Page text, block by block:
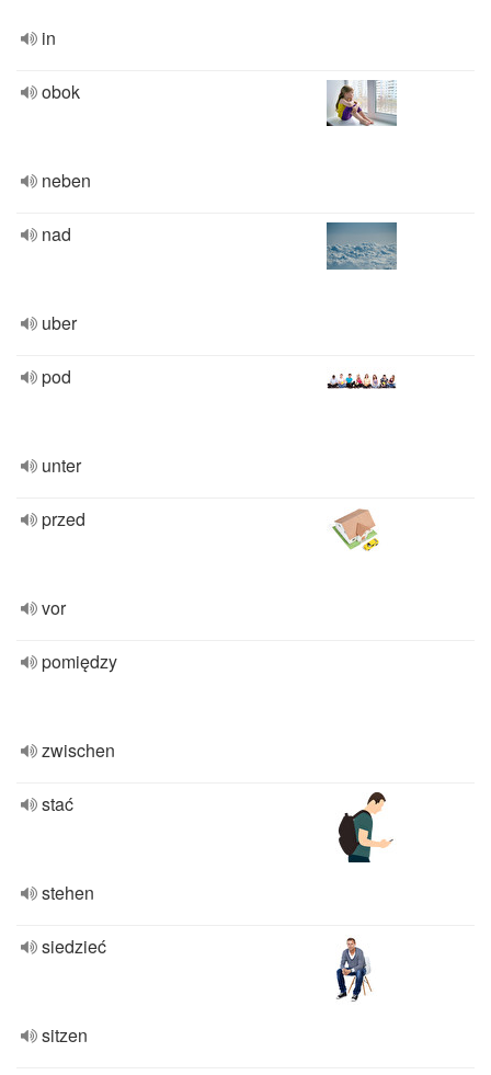
in
obok
neben
nad
uber
pod
unter
przed
vor
pomiędzy
zwischen
stać
stehen
siedzieć
sitzen